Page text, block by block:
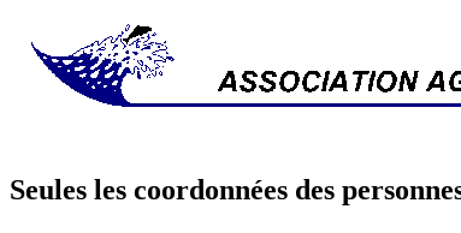
Seules les coordonnées des